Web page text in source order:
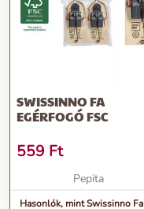
SWISSINNO FA
EGÉRFOGÓ FSC
559 Ft
Pepita
Hasonlók, mint Swissinno Fa